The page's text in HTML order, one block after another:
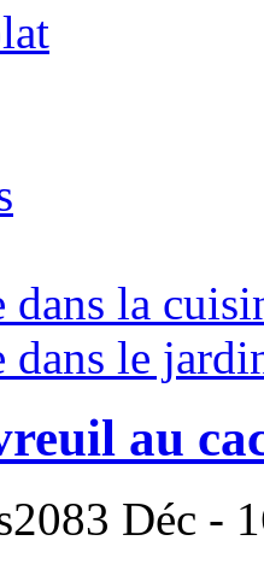
dans la
dans le
au
Déc -